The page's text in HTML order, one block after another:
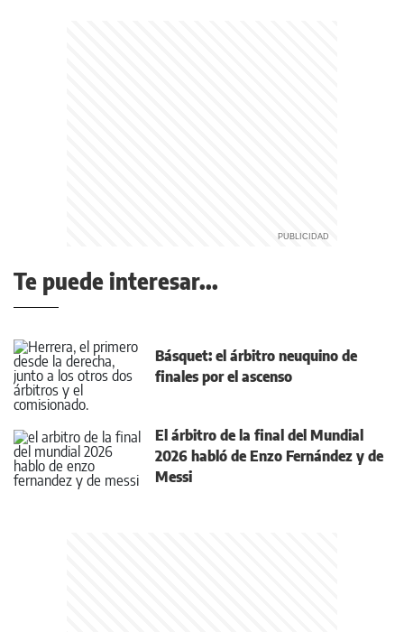
Te puede interesar...
Básquet: el árbitro neuquino de
finales por el ascenso
El árbitro de la final del Mundial
2026 habló de Enzo Fernández y de
Messi